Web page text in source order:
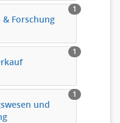
Forschung
1
1
und
1